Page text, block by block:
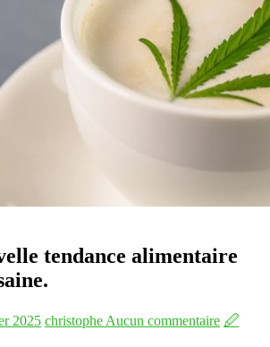
tendance alimentaire
2025 christophe Aucun commentaire 🖉